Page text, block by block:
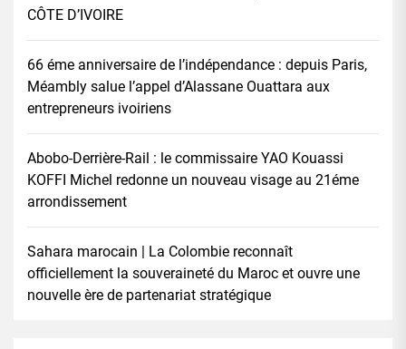
CÔTE D’IVOIRE
66 éme anniversaire de l’indépendance : depuis Paris,
Méambly salue l’appel d’Alassane Ouattara aux
entrepreneurs ivoiriens
Abobo-Derrière-Rail : le commissaire YAO Kouassi
KOFFI Michel redonne un nouveau visage au 21éme
arrondissement
Sahara marocain | La Colombie reconnaît
officiellement la souveraineté du Maroc et ouvre une
nouvelle ère de partenariat stratégique